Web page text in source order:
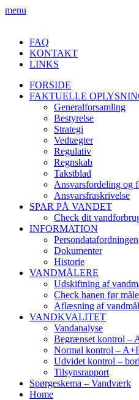
menu
FAQ
KONTAKT
LINKS
FORSIDE
FAKTUELLE
Generalforsamling
Bestyrelse
Strategi
Vedtægter
Regulativ
Regnskab
Takstblad
Ansvarsfordeling og
Ansvarsfraskrivelse
SPAR PÅ VANDET
Check dit
INFORMATION
Persondatafordningen
Dokumenter
Historie
VANDMÅLERE
Udskiftning af
Check hanen før
Aflæsning af
VANDKVALITET
Vandanalyse
Begrænset kontrol –
Normal kontrol –
Udvidet kontrol –
Tilsynsrapport
Spørgeskema – Vandværk
Home